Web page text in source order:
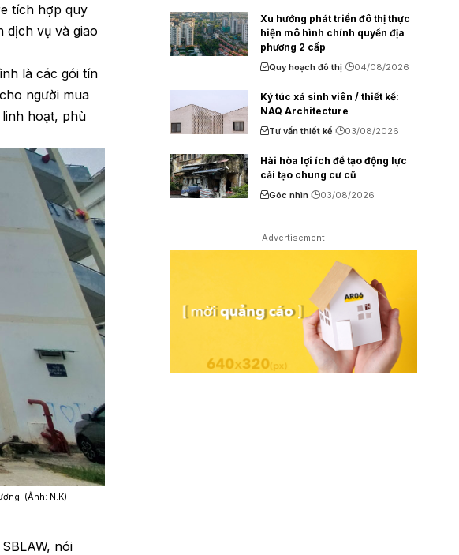
tích hợp quy
dịch vụ và giao
là các gói tín
người mua
hoạt, phù
(Ảnh: N.K)
nói
Xu hướng phát triển đô thị thực
hiện mô hình chính quyền địa
phương 2 cấp
Quy hoạch đô thị 04/08/2026
Ký túc xá sinh viên / thiết kế:
NAQ Architecture
Tư vấn thiết kế 03/08/2026
Hài hòa lợi ích để tạo động lực
cải tạo chung cư cũ
Góc nhìn 03/08/2026
- Advertisement -